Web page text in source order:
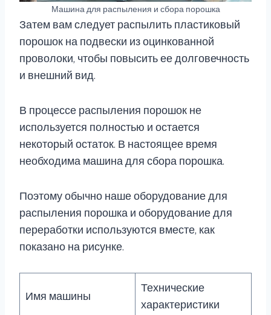
Машина для распыления и сбора порошка
Затем вам следует распылить пластиковый
порошок на подвески из оцинкованной
проволоки, чтобы повысить ее долговечность
и внешний вид.
В процессе распыления порошок не
используется полностью и остается
некоторый остаток. В настоящее время
необходима машина для сбора порошка.
Поэтому обычно наше оборудование для
распыления порошка и оборудование для
переработки используются вместе, как
показано на рисунке.
Имя машины
Технические
характеристики